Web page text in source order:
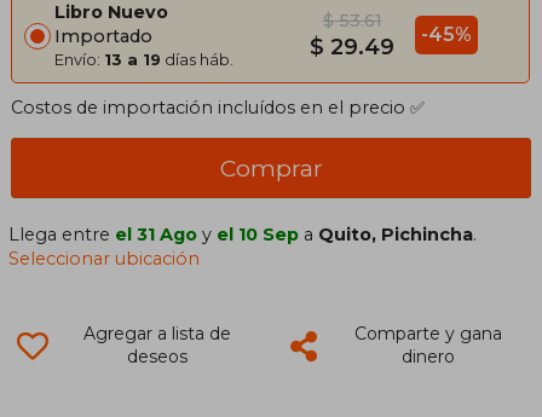
Libro Nuevo
Importado
Envío: 13 a 19 días háb.
$ 53.61
$ 29.49 -45%
Costos de importación incluídos en el precio ✅
Comprar
Llega entre el 31 Ago y el 10 Sep a Quito, Pichincha.
Seleccionar ubicación
Agregar a lista de
deseos
Comparte y gana
dinero